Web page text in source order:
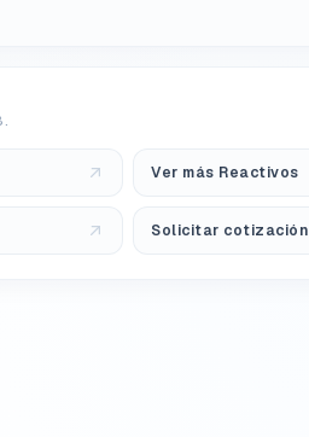
Ver más Reactivos
Solicitar cotización